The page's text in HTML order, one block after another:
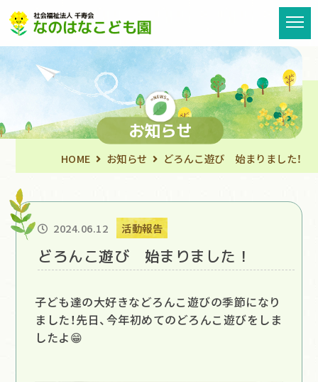
お知らせ
HOME お知らせ どろんこ遊び 始まりました！
2024.06.12 活動報告
どろんこ遊び 始まりました！
子ども達の大好きなどろんこ遊びの季節になり
ました！先日、今年初めてのどろんこ遊びをしま
したよ😁